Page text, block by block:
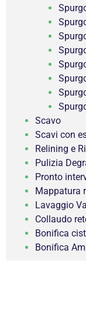
Scavo
Scavi con
Relining e
Pulizia
Pronto
Mappatura
Lavaggio
Collaudo
Bonifica
Bonifica